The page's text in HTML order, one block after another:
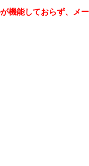
機能しておらず、